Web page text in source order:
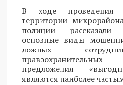
В ходе проведения
территории
полиции
основные виды
ложных
предложения
являются наиболее